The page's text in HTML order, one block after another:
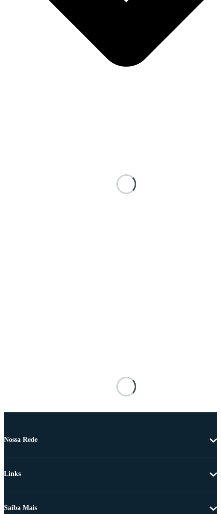
Nossa Rede
Links
Saiba Mais